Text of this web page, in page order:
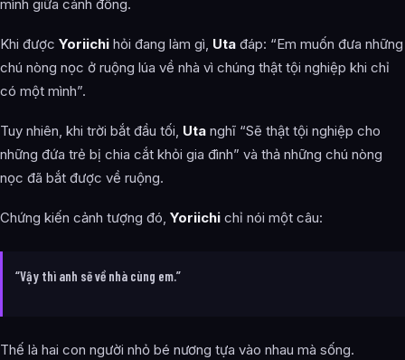
mình giữa cánh đồng.
Khi được Yoriichi hỏi đang làm gì, Uta đáp: “Em muốn đưa những
chú nòng nọc ở ruộng lúa về nhà vì chúng thật tội nghiệp khi chỉ
có một mình”.
Tuy nhiên, khi trời bắt đầu tối, Uta nghĩ “Sẽ thật tội nghiệp cho
những đứa trẻ bị chia cắt khỏi gia đình” và thả những chú nòng
nọc đã bắt được về ruộng.
Chứng kiến cảnh tượng đó, Yoriichi chỉ nói một câu:
“Vậy thì anh sẽ về nhà cùng em.”
Thế là hai con người nhỏ bé nương tựa vào nhau mà sống.